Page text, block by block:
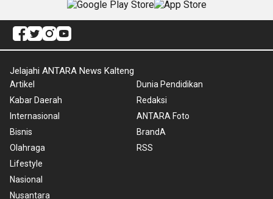
Jelajahi ANTARA News Kalteng
Artikel
Kabar Daerah
Internasional
Bisnis
Olahraga
Lifestyle
Nasional
Nusantara
Dunia Pendidikan
Redaksi
ANTARA Foto
BrandA
RSS